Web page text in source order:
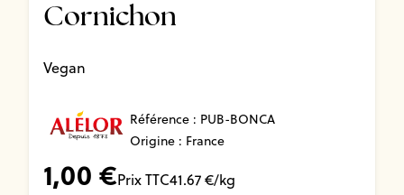
Cornichon
Vegan
Référence : PUB-BONCA
Origine : France
1,00 €Prix TTC41.67€/kg